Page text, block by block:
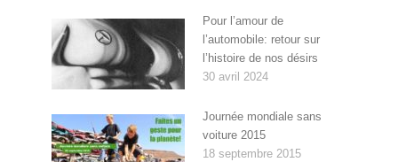
Pour l’amour de
l’automobile: retour sur
l’histoire de nos désirs
30 avril 2024
Journée mondiale sans
voiture 2015
18 septembre 2015